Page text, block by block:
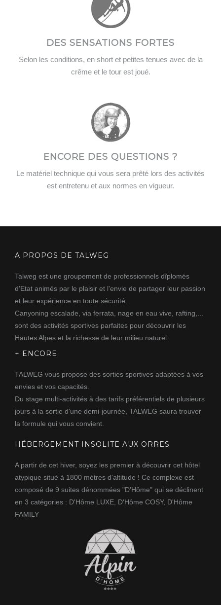
DES SENSATIONS FORTES
Selon les conditions, en short et petites tenues avec de la
crême et le tour est joué.
ENCORE DES QUESTIONS ?
Le matériel technique qui vous sera prêté lors des activités
est entretenu et aux normes en vigueur.
A PROPOS DE TALWEG
Talweg est une groupement de professionnels dîplomés
d'Etat animés par le plaisir et l'envie de partager leur passion
et leur expérience en toute sécurité.
Canyoning escalade, via ferrata, nage en eau vive, rafting,...
sont des activités sportives parfaites pour découvrir les
Hautes Alpes et la richesse de leur milieu naturel.
+ ENCORE
TALWEG vous propose des sorties sportives adaptées à vos
envies et vos capacités.
Du stage multi-activités à des tarifs préférentiels de plusieurs
jours à la sortie d'une demi-journée, TALWEG saura trouver
la formule qui vous convient.
HÉBERGEMENT INSOLITE AUX ORRES
A partir de cet hiver, soyez les premier à découvrir cet hôtel
atypique situé à 1800 mètres d'altitude ! Ce complexe est
composé de 9 suites dénommées "D'Hôme" qui se déclinent
en 3 catégories : D'Hôme LUXE, D'Hôme COSY, D'Hôme
FAMILY